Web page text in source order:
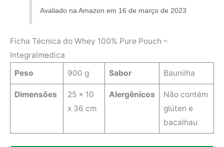
Avaliado na Amazon em 16 de março de 2023
Ficha Técnica do Whey 100% Pure Pouch –
Integralmedica
Peso
900 g Sabor Baunilha
Dimensões
25 x 10
x 36 cm
Alergênicos
Não contém
glúten e
bacalhau